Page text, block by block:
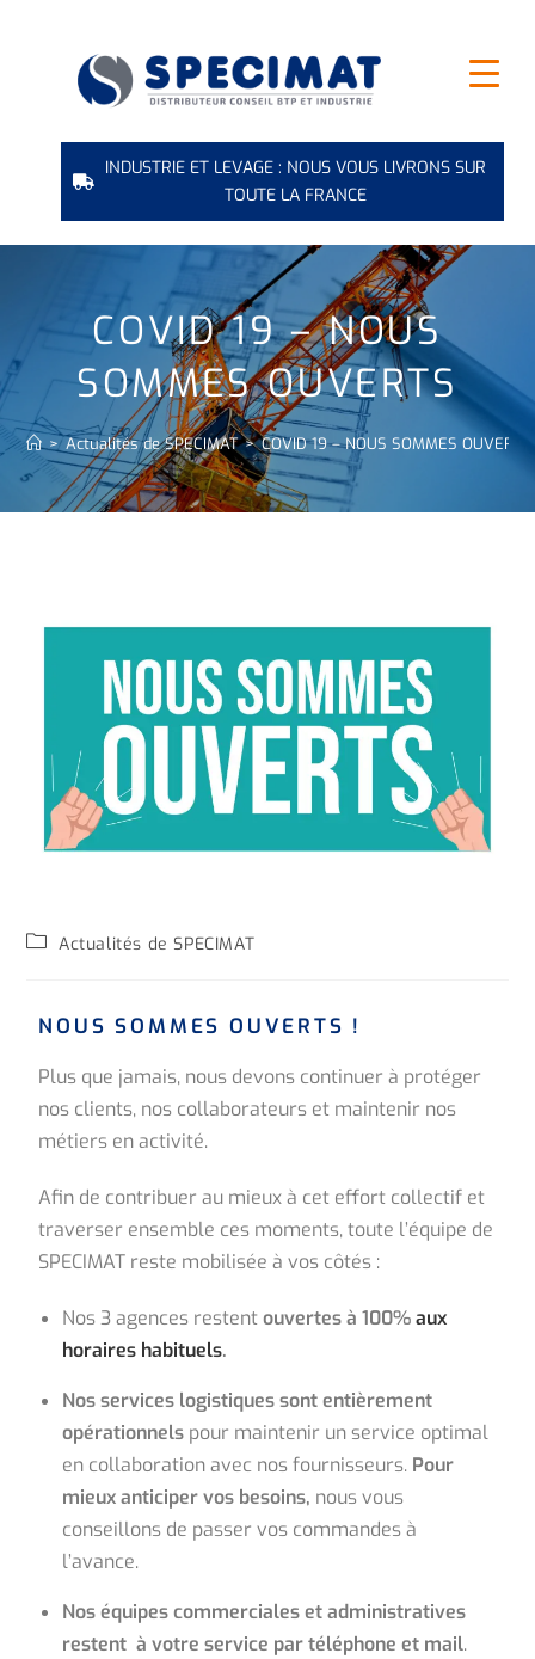
INDUSTRIE ET LEVAGE : NOUS VOUS LIVRONS SUR
TOUTE LA FRANCE
COVID 19 – NOUS
SOMMES OUVERTS
> Actualités de SPECIMAT > COVID 19 – NOUS SOMMES OUVERTS
Actualités de SPECIMAT
NOUS SOMMES OUVERTS !
Plus que jamais, nous devons continuer à protéger
nos clients, nos collaborateurs et maintenir nos
métiers en activité.
Afin de contribuer au mieux à cet effort collectif et
traverser ensemble ces moments, toute l’équipe de
SPECIMAT reste mobilisée à vos côtés :
Nos 3 agences restentouvertes à 100%aux
horaires habituels.
Nos services logistiques sont entièrement
opérationnels pour maintenir un service optimal
en collaboration avec nos fournisseurs. Pour
mieux anticiper vos besoins, nous vous
conseillons de passer vos commandes à
l’avance.
Nos équipes commerciales et administratives
restent à votre service par téléphone et mail.